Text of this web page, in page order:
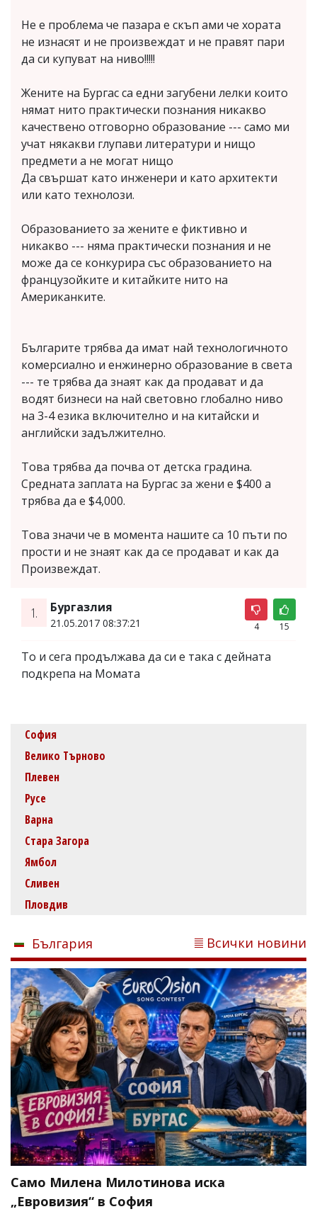
Не е проблема че пазара е скъп ами че хората
не изнасят и не произвеждат и не правят пари
да си купуват на ниво!!!!!
Жените на Бургас са едни загубени лелки които
нямат нито практически познания никакво
качествено отговорно образование --- само ми
учат някакви глупави литератури и нищо
предмети а не могат нищо
Да свършат като инженери и като архитекти
или като технолози.
Образованието за жените е фиктивно и
никакво --- няма практически познания и не
може да се конкурира със образованието на
французойките и китайките нито на
Американките.
Българите трябва да имат най технологичното
комерсиално и енжинерно образование в света
--- те трябва да знаят как да продават и да
водят бизнеси на най световно глобално ниво
на 3-4 езика включително и на китайски и
английски задължително.
Това трябва да почва от детска градина.
Средната заплата на Бургас за жени е $400 а
трябва да е $4,000.
Това значи че в момента нашите са 10 пъти по
прости и не знаят как да се продават и как да
Произвеждат.
1. Бургазлия
21.05.2017 08:37:21 4 15
То и сега продължава да си е така с дейната
подкрепа на Момата
София
Велико Търново
Плевен
Русе
Варна
Стара Загора
Ямбол
Сливен
Пловдив
България Всички новини
Само Милена Милотинова иска
„Евровизия“ в София